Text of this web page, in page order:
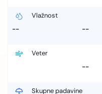
Vlažnost
--
--
Veter
--
Skupne padavine